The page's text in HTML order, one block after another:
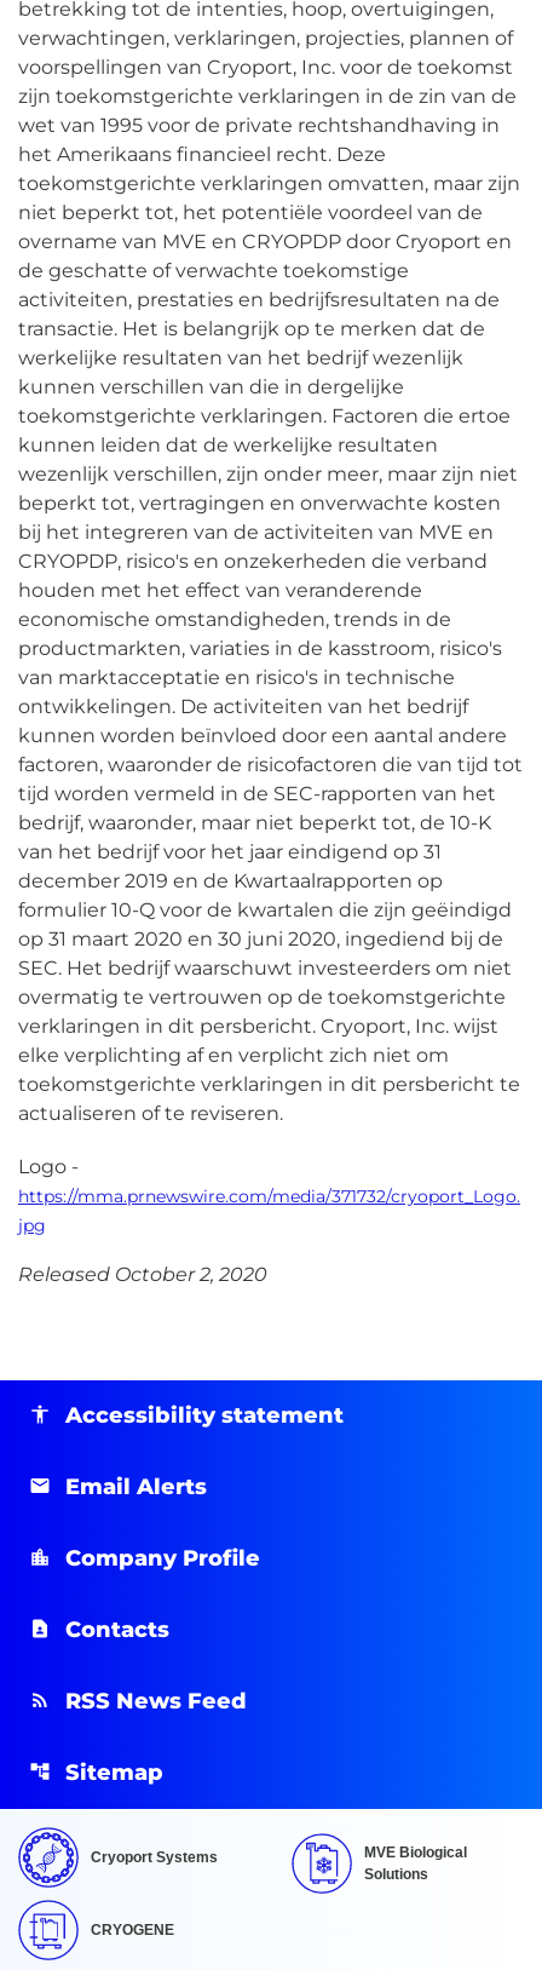
betrekking tot de intenties, hoop, overtuigingen,
verwachtingen, verklaringen, projecties, plannen of
voorspellingen van Cryoport, Inc. voor de toekomst
zijn toekomstgerichte verklaringen in de zin van de
wet van 1995 voor de private rechtshandhaving in
het Amerikaans financieel recht. Deze
toekomstgerichte verklaringen omvatten, maar zijn
niet beperkt tot, het potentiële voordeel van de
overname van MVE en CRYOPDP door Cryoport en
de geschatte of verwachte toekomstige
activiteiten, prestaties en bedrijfsresultaten na de
transactie. Het is belangrijk op te merken dat de
werkelijke resultaten van het bedrijf wezenlijk
kunnen verschillen van die in dergelijke
toekomstgerichte verklaringen. Factoren die ertoe
kunnen leiden dat de werkelijke resultaten
wezenlijk verschillen, zijn onder meer, maar zijn niet
beperkt tot, vertragingen en onverwachte kosten
bij het integreren van de activiteiten van MVE en
CRYOPDP, risico's en onzekerheden die verband
houden met het effect van veranderende
economische omstandigheden, trends in de
productmarkten, variaties in de kasstroom, risico's
van marktacceptatie en risico's in technische
ontwikkelingen. De activiteiten van het bedrijf
kunnen worden beïnvloed door een aantal andere
factoren, waaronder de risicofactoren die van tijd tot
tijd worden vermeld in de SEC-rapporten van het
bedrijf, waaronder, maar niet beperkt tot, de 10-K
van het bedrijf voor het jaar eindigend op 31
december 2019 en de Kwartaalrapporten op
formulier 10-Q voor de kwartalen die zijn geëindigd
op 31 maart 2020 en 30 juni 2020, ingediend bij de
SEC. Het bedrijf waarschuwt investeerders om niet
overmatig te vertrouwen op de toekomstgerichte
verklaringen in dit persbericht. Cryoport, Inc. wijst
elke verplichting af en verplicht zich niet om
toekomstgerichte verklaringen in dit persbericht te
actualiseren of te reviseren.
Logo -
https://mma.prnewswire.com/media/371732/cryoport_Logo.
jpg
Released October 2, 2020
Accessibility statement
Email Alerts
Company Profile
Contacts
RSS News Feed
Sitemap
Cryoport Systems
MVE Biological
Solutions
CRYOGENE